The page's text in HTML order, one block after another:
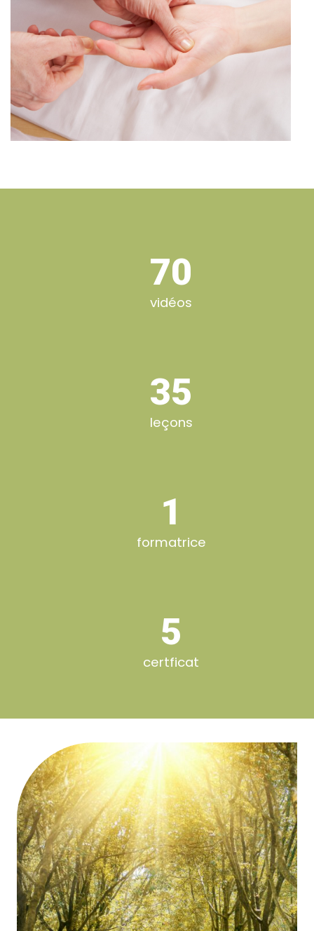
70
vidéos
35
leçons
1
formatrice
5
certficat